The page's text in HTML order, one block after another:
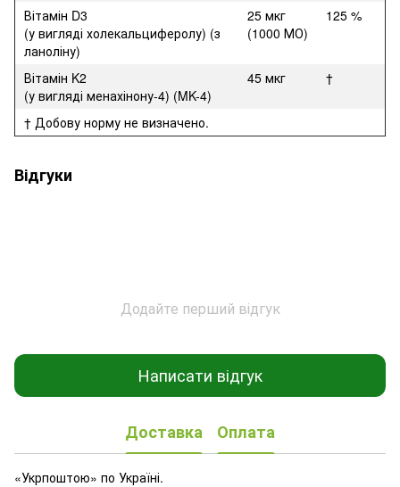
Вітамін D3
(у вигляді холекальциферолу) (з
ланоліну)
25 мкг
(1000 МО)
125 %
Вітамін K2
(у вигляді менахінону-4) (MK-4)
45 мкг †
† Добову норму не визначено.
Відгуки
Додайте перший відгук
Написати відгук
Доставка Оплата
«Укрпоштою» по Україні.